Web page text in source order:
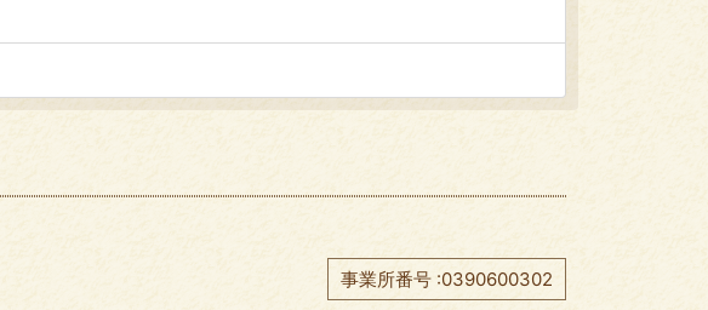
事業所番号 :0390600302